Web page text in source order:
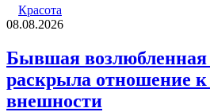
Красота
08.08.2026
Бывшая
раскрыла отношение к
внешности